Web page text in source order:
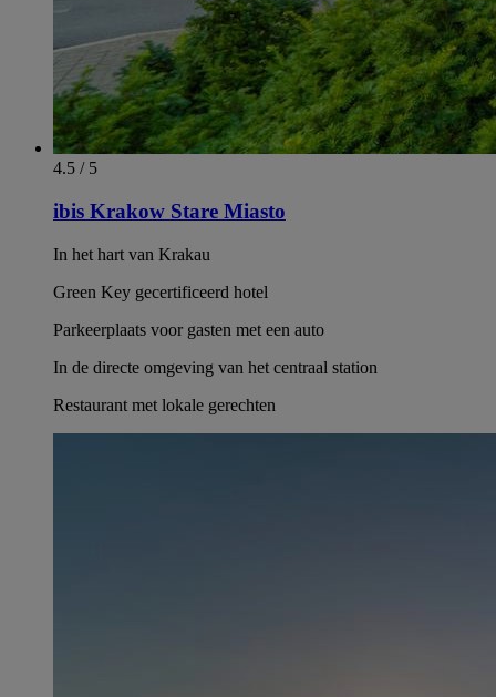
4.5 / 5
ibis Krakow Stare Miasto
In het hart van Krakau
Green Key gecertificeerd hotel
Parkeerplaats voor gasten met een auto
In de directe omgeving van het centraal station
Restaurant met lokale gerechten